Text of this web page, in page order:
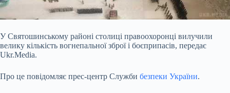
У Святошинському районі столиці правоохоронці вилучили
велику кількість вогнепальної зброї і боєприпасів, передає
Ukr.Media.
Про це повідомляє прес-центр Служби безпеки України.